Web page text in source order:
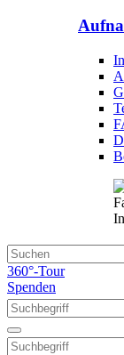
360°-Tour
Spenden